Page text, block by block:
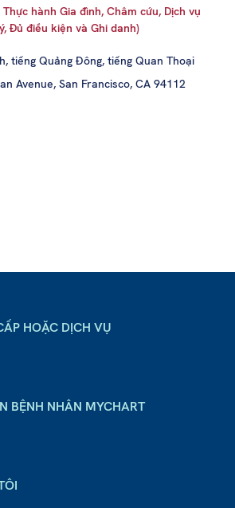
hành Gia đình, Châm cứu, Dịch vụ
Đủ điều kiện và Ghi danh)
tiếng Quảng Đông, tiếng Quan Thoại
Avenue, San Francisco, CA 94112
HOẶC DỊCH VỤ
BỆNH NHÂN MYCHART